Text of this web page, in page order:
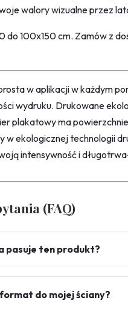
walory wizualne przez
100x150 cm. Zamów z
w aplikacji w każdym
wydruku. Drukowane
plakatowy ma
ekologicznej technologii
intensywność i
(FAQ)
pasuje ten produkt?
do mojej ściany?